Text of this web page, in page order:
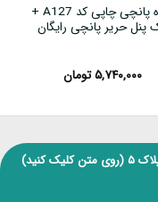
پرده پانچی چاپی کد A127 +
پنل حریر پانچی رایگان
۵,۷۴۰,۰۰۰ تومان
۵ (روی متن کلیک کنید)